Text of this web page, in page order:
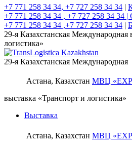
+7 771 258 34 34, +7 727 258 34 34 |
+7 771 258 34 34 , +7 727 258 34 34 |
+7 771 258 34 34 ,+7 727 258 34 34 |
29-я Казахстанская Международная
логистика»
Астана, Казахстан МВЦ
29-я Казахстанская Международная
выставка «Транспорт и логистика»
Астана, Казахстан МВЦ
Выставка